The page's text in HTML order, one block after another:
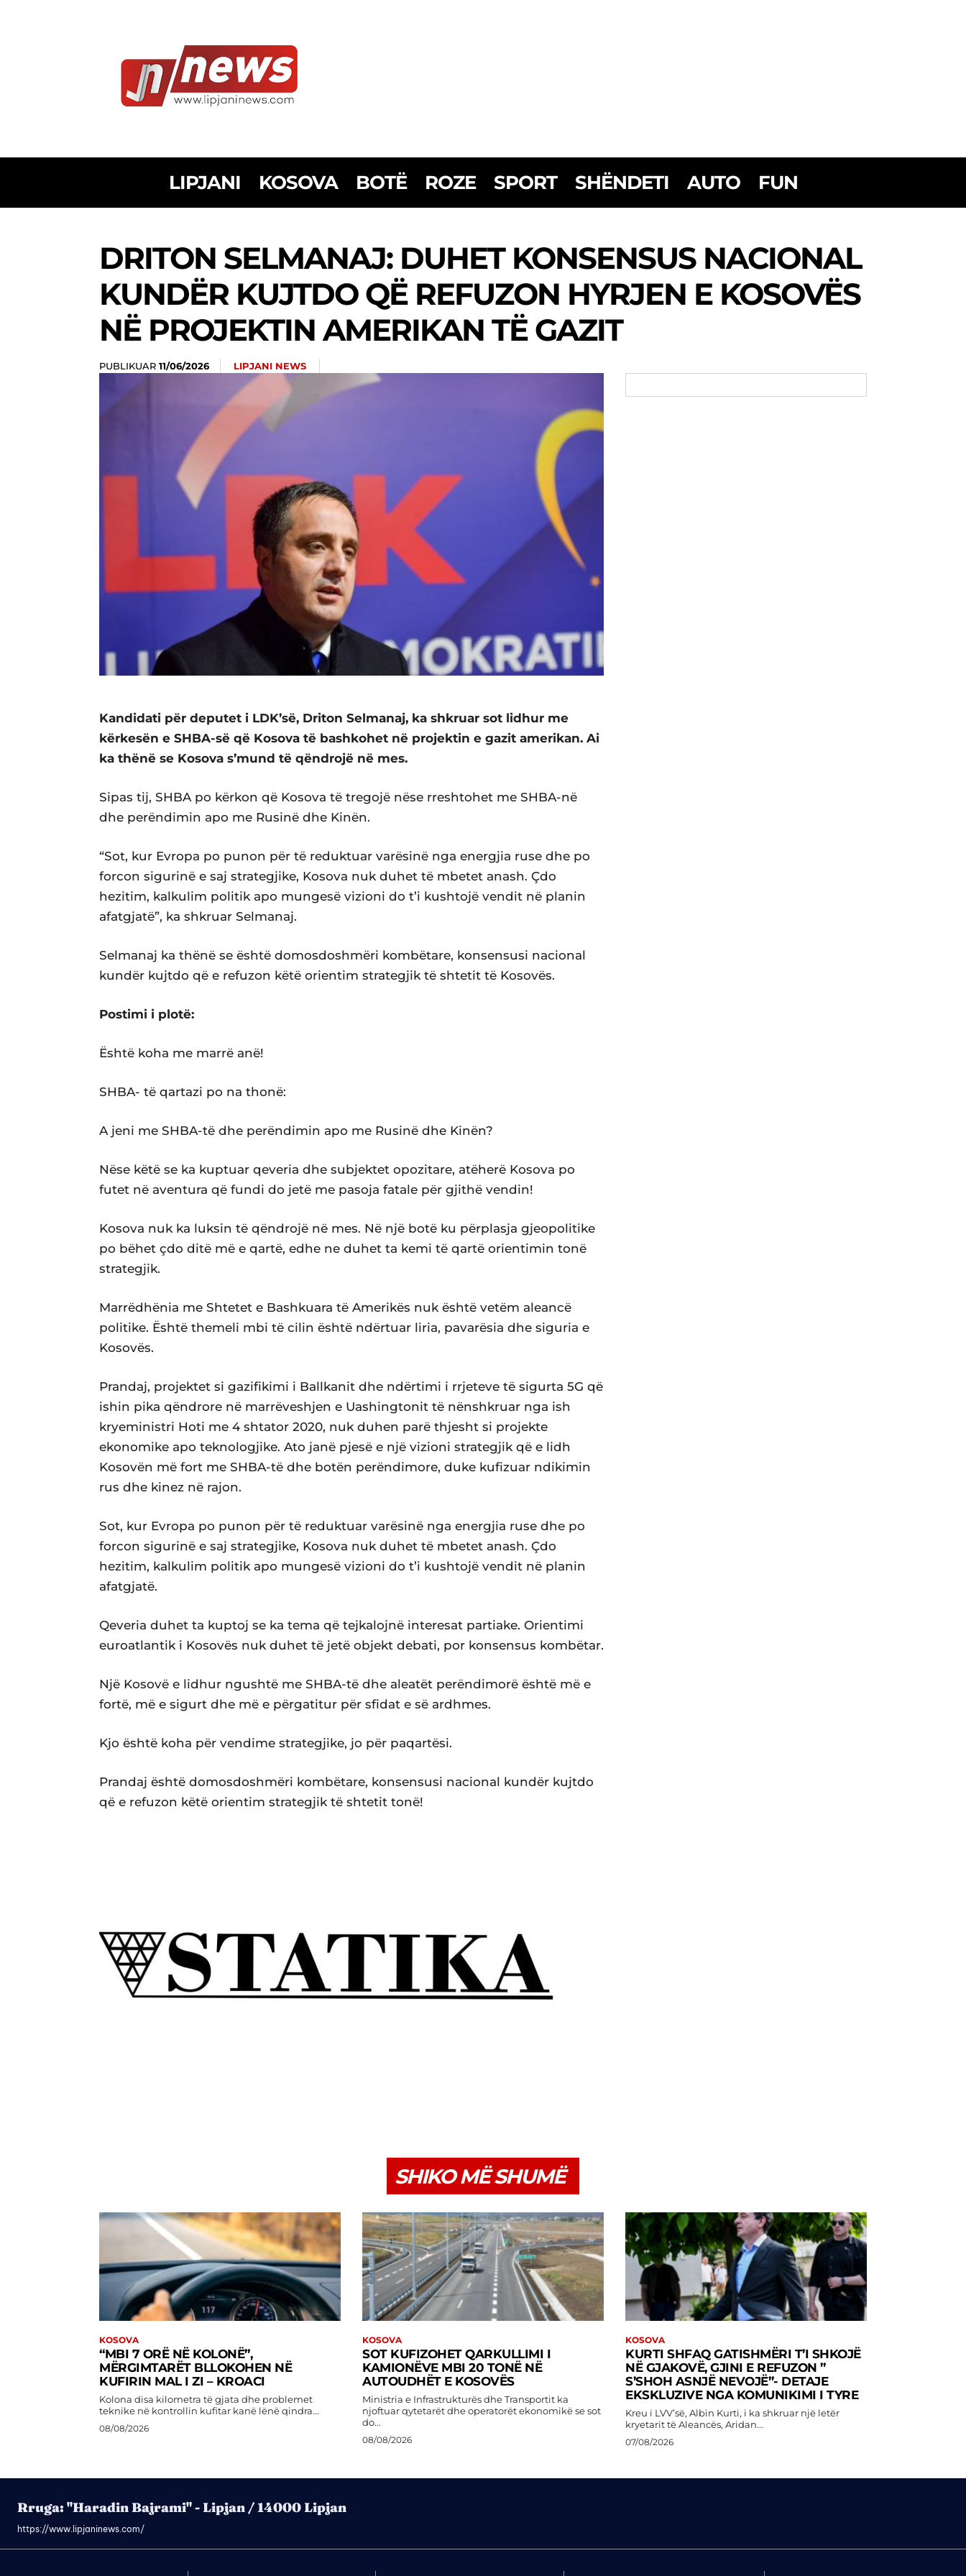
LIPJANI KOSOVA BOTË ROZE SPORT SHËNDETI AUTO FUN
DRITON SELMANAJ: DUHET KONSENSUS NACIONAL
KUNDËR KUJTDO QË REFUZON HYRJEN E KOSOVËS
NË PROJEKTIN AMERIKAN TË GAZIT
PUBLIKUAR 11/06/2026 LIPJANI NEWS
Kandidati për deputet i LDK’së, Driton Selmanaj, ka shkruar sot lidhur me
kërkesën e SHBA-së që Kosova të bashkohet në projektin e gazit amerikan. Ai
ka thënë se Kosova s’mund të qëndrojë në mes.
Sipas tij, SHBA po kërkon që Kosova të tregojë nëse rreshtohet me SHBA-në
dhe perëndimin apo me Rusinë dhe Kinën.
“Sot, kur Evropa po punon për të reduktuar varësinë nga energjia ruse dhe po
forcon sigurinë e saj strategjike, Kosova nuk duhet të mbetet anash. Çdo
hezitim, kalkulim politik apo mungesë vizioni do t’i kushtojë vendit në planin
afatgjatë”, ka shkruar Selmanaj.
Selmanaj ka thënë se është domosdoshmëri kombëtare, konsensusi nacional
kundër kujtdo që e refuzon këtë orientim strategjik të shtetit të Kosovës.
Postimi i plotë:
Është koha me marrë anë!
SHBA- të qartazi po na thonë:
A jeni me SHBA-të dhe perëndimin apo me Rusinë dhe Kinën?
Nëse këtë se ka kuptuar qeveria dhe subjektet opozitare, atëherë Kosova po
futet në aventura që fundi do jetë me pasoja fatale për gjithë vendin!
Kosova nuk ka luksin të qëndrojë në mes. Në një botë ku përplasja gjeopolitike
po bëhet çdo ditë më e qartë, edhe ne duhet ta kemi të qartë orientimin tonë
strategjik.
Marrëdhënia me Shtetet e Bashkuara të Amerikës nuk është vetëm aleancë
politike. Është themeli mbi të cilin është ndërtuar liria, pavarësia dhe siguria e
Kosovës.
Prandaj, projektet si gazifikimi i Ballkanit dhe ndërtimi i rrjeteve të sigurta 5G që
ishin pika qëndrore në marrëveshjen e Uashingtonit të nënshkruar nga ish
kryeministri Hoti me 4 shtator 2020, nuk duhen parë thjesht si projekte
ekonomike apo teknologjike. Ato janë pjesë e një vizioni strategjik që e lidh
Kosovën më fort me SHBA-të dhe botën perëndimore, duke kufizuar ndikimin
rus dhe kinez në rajon.
Sot, kur Evropa po punon për të reduktuar varësinë nga energjia ruse dhe po
forcon sigurinë e saj strategjike, Kosova nuk duhet të mbetet anash. Çdo
hezitim, kalkulim politik apo mungesë vizioni do t’i kushtojë vendit në planin
afatgjatë.
Qeveria duhet ta kuptoj se ka tema që tejkalojnë interesat partiake. Orientimi
euroatlantik i Kosovës nuk duhet të jetë objekt debati, por konsensus kombëtar.
Një Kosovë e lidhur ngushtë me SHBA-të dhe aleatët perëndimorë është më e
fortë, më e sigurt dhe më e përgatitur për sfidat e së ardhmes.
Kjo është koha për vendime strategjike, jo për paqartësi.
Prandaj është domosdoshmëri kombëtare, konsensusi nacional kundër kujtdo
që e refuzon këtë orientim strategjik të shtetit tonë!
SHIKO MË SHUMË
KOSOVA
“MBI 7 ORË NË KOLONË”,
MËRGIMTARËT BLLOKOHEN NË
KUFIRIN MAL I ZI – KROACI
Kolona disa kilometra të gjata dhe problemet
teknike në kontrollin kufitar kanë lënë qindra...
08/08/2026
KOSOVA
SOT KUFIZOHET QARKULLIMI I
KAMIONËVE MBI 20 TONË NË
AUTOUDHËT E KOSOVËS
Ministria e Infrastrukturës dhe Transportit ka
njoftuar qytetarët dhe operatorët ekonomikë se sot
do...
08/08/2026
KOSOVA
KURTI SHFAQ GATISHMËRI T’I SHKOJË
NË GJAKOVË, GJINI E REFUZON ”
S’SHOH ASNJË NEVOJË”- DETAJE
EKSKLUZIVE NGA KOMUNIKIMI I TYRE
Kreu i LVV’së, Albin Kurti, i ka shkruar një letër
kryetarit të Aleancës, Aridan...
07/08/2026
Rruga: "Haradin Bajrami" - Lipjan / 14000 Lipjan
https://www.lipjaninews.com/